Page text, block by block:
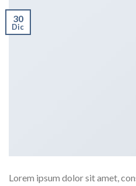
30
Dic
Lorem ipsum dolor sit amet,